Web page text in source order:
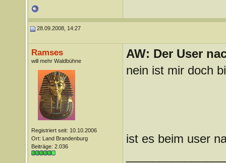
28.09.2008, 14:27
Ramses
will mehr Waldbühne
Registriert seit: 10.10.2006
Ort: Land Brandenburg
Beiträge: 2.036
AW: Der User
nein ist mir doch
ist es beim user